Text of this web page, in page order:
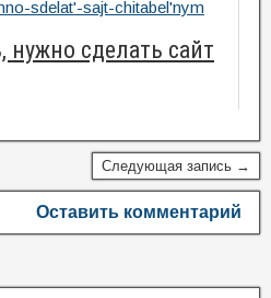
нужно сделать сайт
Следующая запись →
Оставить комментарий